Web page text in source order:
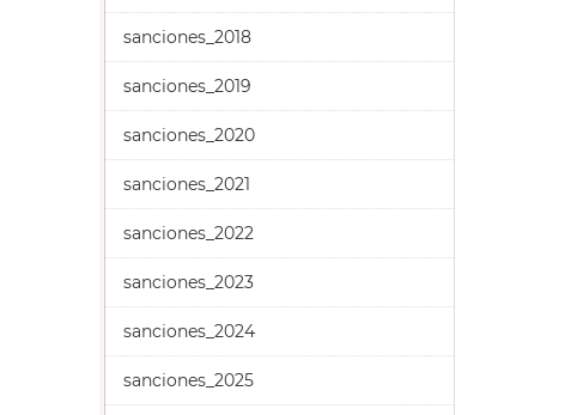
sanciones_2018
sanciones_2019
sanciones_2020
sanciones_2021
sanciones_2022
sanciones_2023
sanciones_2024
sanciones_2025